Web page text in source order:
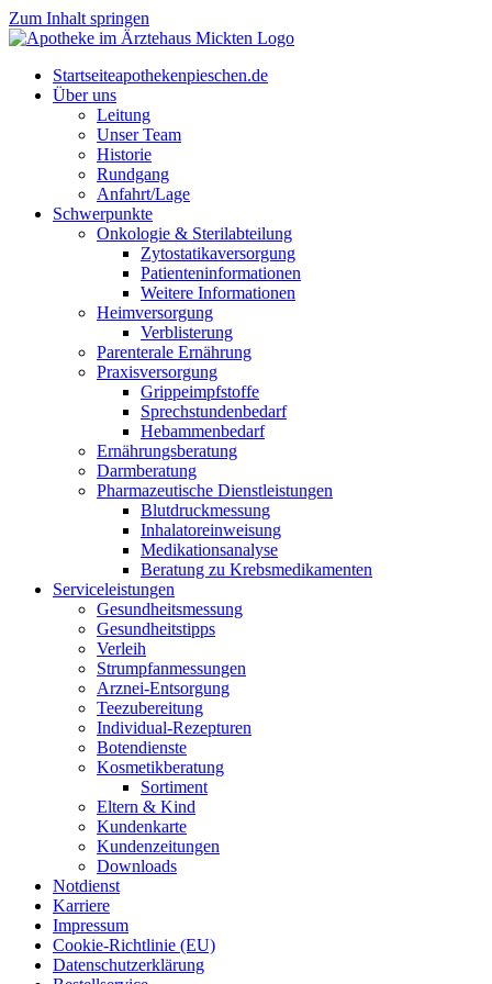
Zum Inhalt springen
Start­sei­teapothekenpieschen.de
Über uns
Lei­tung
Unser Team
His­to­rie
Rund­gang
Anfahrt/Lage
Schwer­punk­te
Onkologie & Sterilabteilung
Zyto­sta­ti­ka­ver­sor­gung
Pati­en­ten­in­for­ma­tio­nen
Wei­te­re Informationen
Heim­ver­sor­gung
Ver­blis­te­rung
Par­en­te­r­ale Ernährung
Pra­xis­ver­sor­gung
Grip­pe­impf­stof­fe
Sprech­stun­den­be­darf
Heb­am­men­be­darf
Ernäh­rungs­be­ra­tung
Darm­be­ra­tung
Phar­ma­zeu­ti­sche Dienstleistungen
Blut­druck­mes­sung
Inha­la­tor­ein­wei­sung
Medi­ka­ti­ons­ana­ly­se
Bera­tung zu Krebsmedikamenten
Ser­vice­leis­tun­gen
Gesund­heits­mes­sung
Gesund­heits­tipps
Ver­leih
Strumpfan­mes­sun­gen
Arz­n­ei-Ent­­sor­­gung
Tee­zu­be­rei­tung
Indi­­vi­­du­al-Rezep­­tu­­ren
Boten­diens­te
Kos­me­tik­be­ra­tung
Sor­ti­ment
Eltern & Kind
Kun­den­kar­te
Kun­den­zei­tun­gen
Down­loads
Not­dienst
Kar­rie­re
Impres­sum
Coo­kie-Rich­t­­li­­nie (EU)
Datenschutz­erklärung